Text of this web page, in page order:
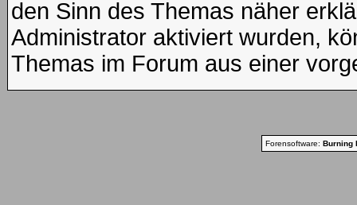
den Sinn des Themas näher
Administrator aktiviert wurden,
Themas im Forum aus einer
Forensoftware: Burning